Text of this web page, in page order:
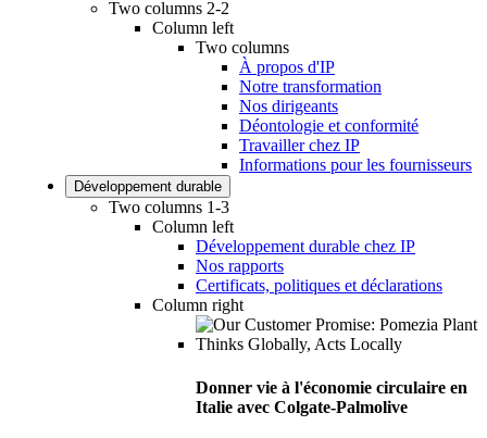
Two columns 2-2
Column left
Two columns
À propos d'IP
Notre transformation
Nos dirigeants
Déontologie et conformité
Travailler chez IP
Informations pour les fournisseurs
Développement durable
Two columns 1-3
Column left
Développement durable chez IP
Nos rapports
Certificats, politiques et déclarations
Column right
Donner vie à l'économie circulaire en
Italie avec Colgate-Palmolive